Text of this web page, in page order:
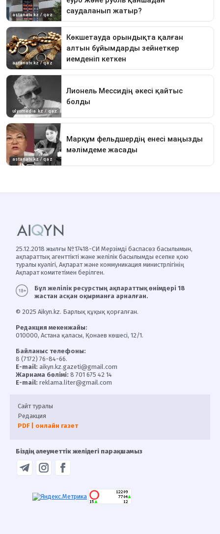
25.12.2018 жылғы №17418-СИ Мерзімді баспасөз басылымын,
ақпараттық агенттікті және желілік басылымды есепке қою
туралы куәлігі, Ақпарат және коммуникация министрлігінің
Ақпарат комитетімен берілген.
Бұл желілік ресурстың ақпараттық өнімдері 18
жастан асқан оқырманға арналған.
© 2025 Aikyn.kz. Барлық құқық қорғалған.
Редакция мекенжайы:
010000, Астана қаласы, Қонаев көшесі, 12/1.
Байланыс телефоны:
8 (7172) 76-84-66.
E-mail: aikyn.kz.gazeti@gmail.com
Жарнама бөлімі: 8 701 675 42 14
E-mail: reklama.liter@gmail.com
Сайт туралы
Редакция
PDF | онлайн газет
Біздің әлеуметтік желідегі парақшамыз